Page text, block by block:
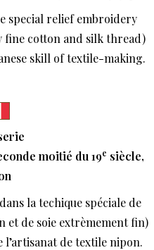
special relief embroidery
fine cotton and silk thread)
skill of textile-making.
moitié du 19e siècle,
la techique spéciale de
et de soie extrèmement fin)
l’artisanat de textile nipon.